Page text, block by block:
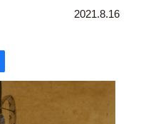
2021.8.16